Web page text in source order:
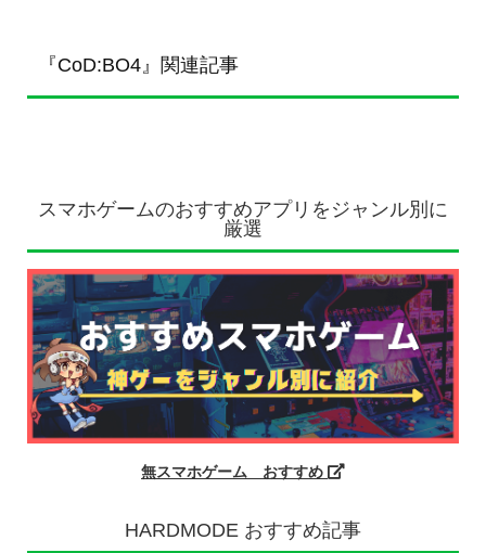
『CoD:BO4』関連記事
スマホゲームのおすすめアプリをジャンル別に
厳選
無スマホゲーム おすすめ
HARDMODE おすすめ記事